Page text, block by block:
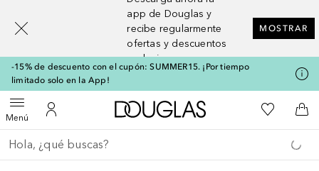
app de Douglas y
recibe regularmente
ofertas y descuentos
exclusivos
MOSTRAR
-15% de descuento con el cupón: SUMMER15. ¡Por tiempo
limitado solo en la App!
MenúAbrir menúMi cuenta
A Douglas HomeMi lista de
A
Regresar
Ejecutar búsqueda
[navigation.slideout.screenreader]